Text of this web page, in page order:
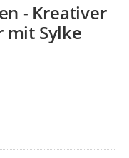
- Kreativer
mit Sylke